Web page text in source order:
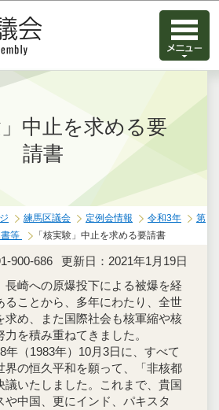
」中止を求める要
請書
練馬区議会 定例会情報 令和3年
第
等 「核実験」中止を求める要請書
900-686
更新日：2021年1月19日
崎への原爆投下による被爆を経
ることから、多年にわたり、全世
求め、また国際社会も核軍縮や核
を積み重ねてきました。
（1983年）10月3日に、すべて
界の恒久平和を願って、「非核都
議いたしました。これまで、貴国
や中国、更にインド、パキスタ